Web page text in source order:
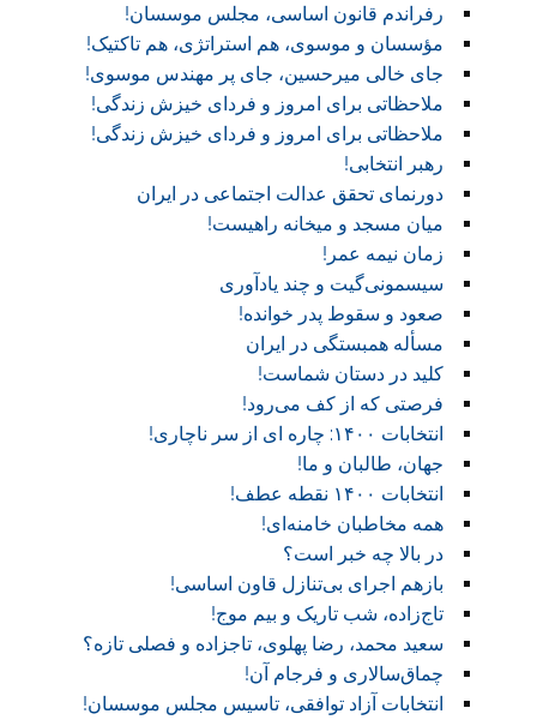
رفراندم قانون اساسی، مجلس موسسان!
مؤسسان و موسوی، هم استراتژی، هم تاکتیک!
جای خالی میرحسین، جای پر مهندس موسوی!
ملاحظاتی برای امروز و فردای خیزش زندگی!
ملاحظاتی برای امروز و فردای خیزش زندگی!
رهبر انتخابی!
دورنمای تحقق عدالت اجتماعی در ایران
میان مسجد و میخانه راهیست!‏
زمان نیمه عمر!‏
سیسمونی‌گیت و چند یادآوری
صعود و سقوط پدر خوانده!‏
مسأله همبستگی در ایران
کلید در دستان شماست!‏
فرصتی که از کف می‌رود!
انتخابات ۱۴۰۰: چاره ای از سر ناچاری!
جهان، طالبان و ما!
انتخابات ۱۴۰۰ نقطه عطف!‏
همه مخاطبان خامنه‌ای!
در بالا چه خبر است؟‎ ‎
بازهم اجرای بی‌تنازل قاون اساسی!
تاج‌زاده، شب تاریک و بیم موج!
سعید محمد، رضا پهلوی، تاجزاده و فصلی تازه؟
چماق‌سالاری و فرجام آن!‏
انتخابات آزاد توافقی، تاسیس مجلس موسسان!‏